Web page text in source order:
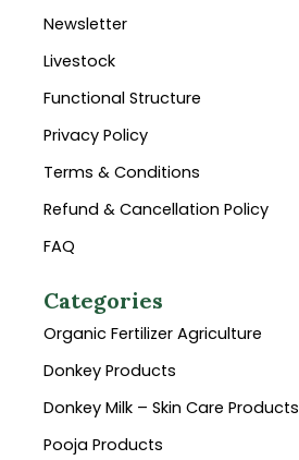
Newsletter
Livestock
Functional Structure
Privacy Policy
Terms & Conditions
Refund & Cancellation Policy
FAQ
Categories
Organic Fertilizer Agriculture
Donkey Products
Donkey Milk – Skin Care Products
Pooja Products